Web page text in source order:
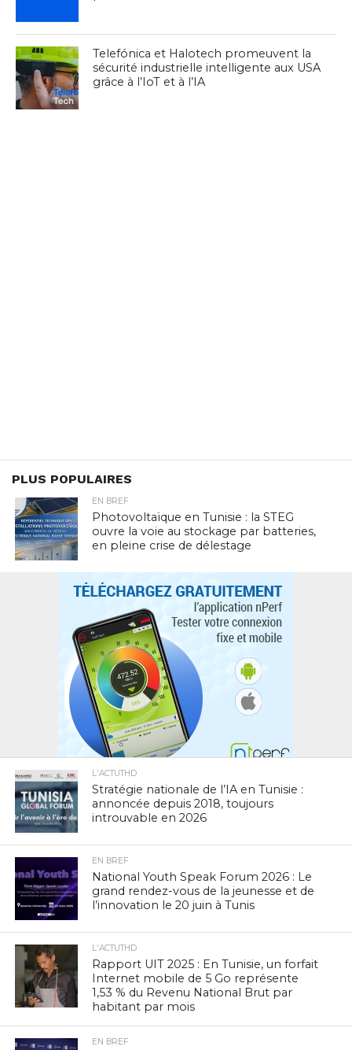
Telefónica et Halotech promeuvent la
sécurité industrielle intelligente aux USA
grâce à l’IoT et à l’IA
PLUS POPULAIRES
EN BREF
Photovoltaïque en Tunisie : la STEG
ouvre la voie au stockage par batteries,
en pleine crise de délestage
L'ACTUTHD
Stratégie nationale de l’IA en Tunisie :
annoncée depuis 2018, toujours
introuvable en 2026
EN BREF
National Youth Speak Forum 2026 : Le
grand rendez-vous de la jeunesse et de
l’innovation le 20 juin à Tunis
L'ACTUTHD
Rapport UIT 2025 : En Tunisie, un forfait
Internet mobile de 5 Go représente
1,53 % du Revenu National Brut par
habitant par mois
EN BREF